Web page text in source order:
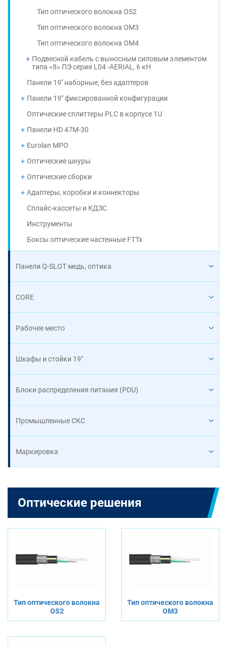
Тип оптического волокна OS2
Тип оптического волокна OM3
Тип оптического волокна OM4
Подвесной кабель с выносным силовым элементом
типа «8» ПЭ серия L04 -AERIAL, 6 кН
Панели 19'' наборные, без адаптеров
Панели 19" фиксированной конфигурации
Оптические сплиттеры PLC в корпусе 1U
Панели HD 47M-30
Eurolan MPO
Оптические шнуры
Оптические сборки
Адаптеры, коробки и коннекторы
Сплайс-кассеты и КДЗС
Инструменты
Боксы оптические настенные FTTx
Панели Q-SLOT медь, оптика
CORE
Рабочее место
Шкафы и стойки 19"
Блоки распределения питания (PDU)
Промышленные СКС
Маркировка
Оптические решения
Тип оптического волокна
OS2
Тип оптического волокна
OM3